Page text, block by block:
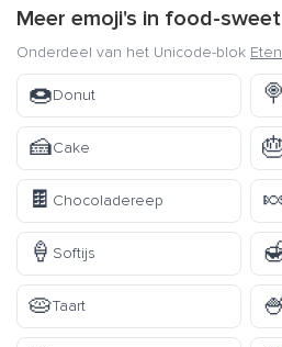
Meer emoji's in food-sweet
Onderdeel van het Unicode-blok
🍩Donut 🍭
🍰Cake
🍫 Chocoladereep
🍦 Softijs
🥧Taart